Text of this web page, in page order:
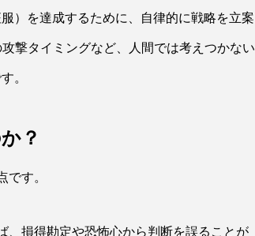
）を達成するために、自律的に戦略を立案
撃タイミングなど、人間では考えつかない
。
？
す。
、損得勘定や恐怖心から判断を誤ることが